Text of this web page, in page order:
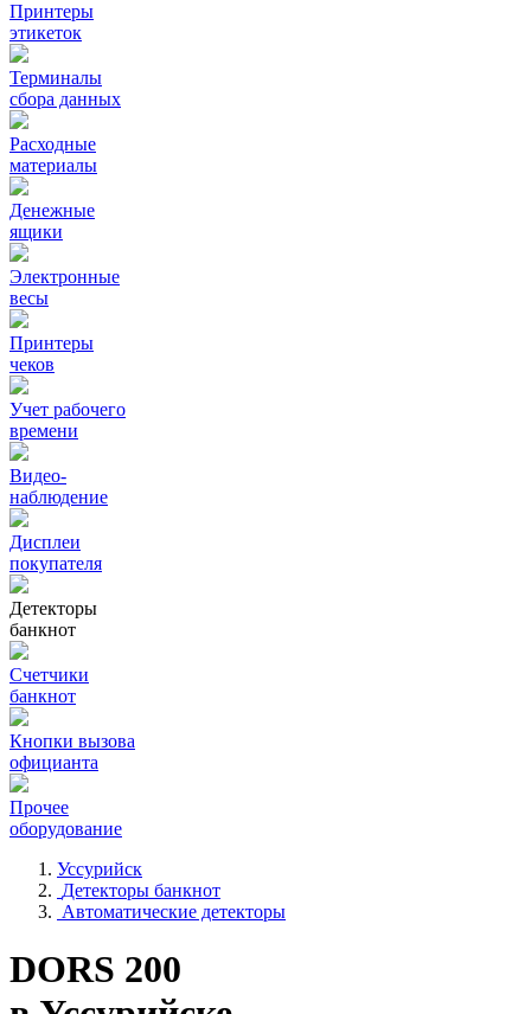
Принтеры
этикеток
Терминалы
сбора данных
Расходные
материалы
Денежные
ящики
Электронные
весы
Принтеры
чеков
Учет рабочего
времени
Видео‑
наблюдение
Дисплеи
покупателя
Детекторы
банкнот
Счетчики
банкнот
Кнопки вызова
официанта
Прочее
оборудование
Уссурийск
Детекторы банкнот
Автоматические детекторы
DORS 200